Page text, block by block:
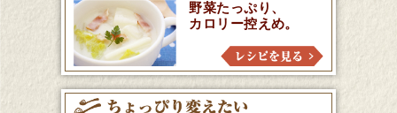
野菜たっぷり、
カロリー控えめ。